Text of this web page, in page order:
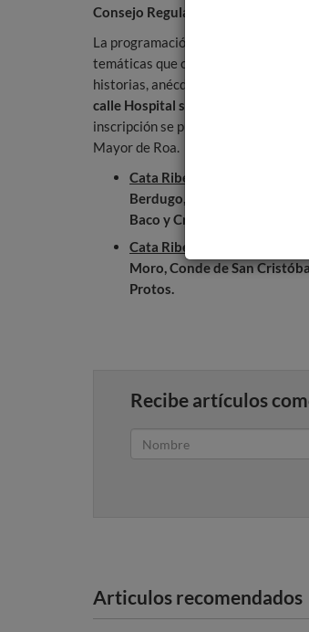
Consejo Regulador
La programación especial 40
temáticas que ofrecerán al
historias, anécdotas, mitos y
calle Hospital s/n
inscripción se puede realizar el
Mayor de Roa.
Cata Ribera del Duero:
Berdugo, Valderiz, Valduero,
Baco y Cruz de Alba.
Cata Ribera del Duero:
Moro, Conde de San
Protos.
Recibe artículos
Articulos recomendados